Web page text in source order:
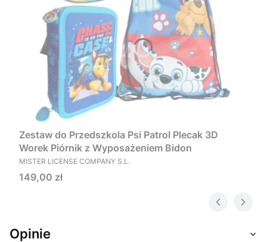
Zestaw do Przedszkola Psi Patrol Plecak 3D
Worek Piórnik z Wyposażeniem Bidon
PRODUCENT
MISTER LICENSE COMPANY S.L.
Cena
149,00 zł
Opinie